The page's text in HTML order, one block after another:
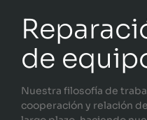
de
Nuestra filosofía de
cooperación y relación